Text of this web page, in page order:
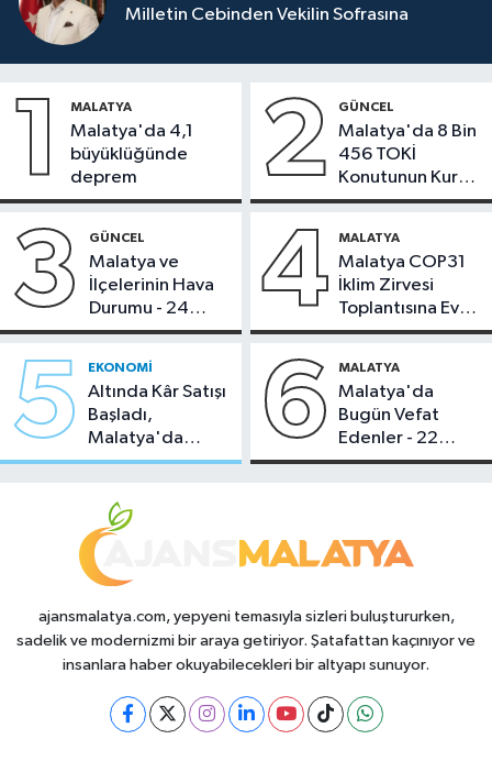
Milletin Cebinden Vekilin Sofrasına
1 MALATYA
Malatya'da 4,1
büyüklüğünde
deprem
2 GÜNCEL
Malatya'da 8 Bin
456 TOKİ
Konutunun Kurası
Bugün Çekiliyor
3 GÜNCEL
Malatya ve
İlçelerinin Hava
Durumu - 24
Temmuz 2026
4 MALATYA
Malatya COP31
İklim Zirvesi
Toplantısına Ev
Sahipliği Yaptı
5 EKONOMI
Altında Kâr Satışı
Başladı,
Malatya'da
Makas Ne
6 MALATYA
Malatya'da
Bugün Vefat
Edenler - 22
Temmuz 2026
ajansmalatya.com, yepyeni temasıyla sizleri buluştururken,
sadelik ve modernizmi bir araya getiriyor. Şatafattan kaçınıyor ve
insanlara haber okuyabilecekleri bir altyapı sunuyor.